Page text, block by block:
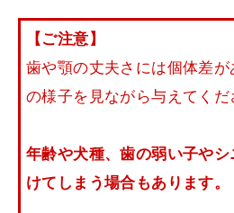
【ご注意】
歯や顎の丈夫さには個体差
の様子を見ながら与えてくだ
年齢や犬種、歯の弱い子や
けてしまう場合もあります。